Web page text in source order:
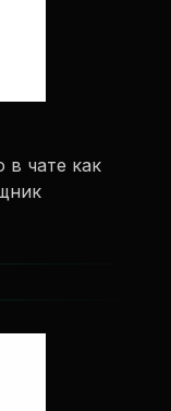
в чате как